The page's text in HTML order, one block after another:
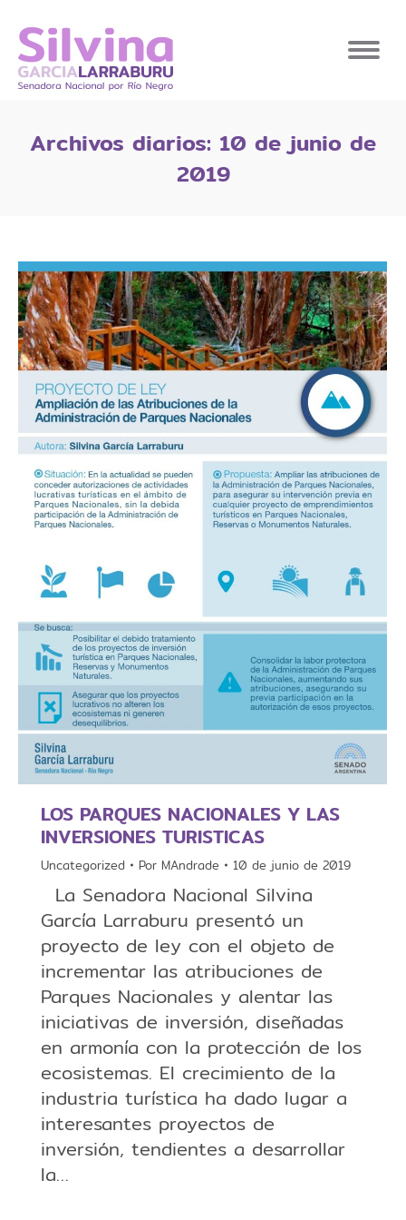
Archivos diarios: 10 de junio de
2019
LOS PARQUES NACIONALES Y LAS
INVERSIONES TURISTICAS
Uncategorized Por MAndrade 10 de junio de 2019
La Senadora Nacional Silvina
García Larraburu presentó un
proyecto de ley con el objeto de
incrementar las atribuciones de
Parques Nacionales y alentar las
iniciativas de inversión, diseñadas
en armonía con la protección de los
ecosistemas. El crecimiento de la
industria turística ha dado lugar a
interesantes proyectos de
inversión, tendientes a desarrollar
la…